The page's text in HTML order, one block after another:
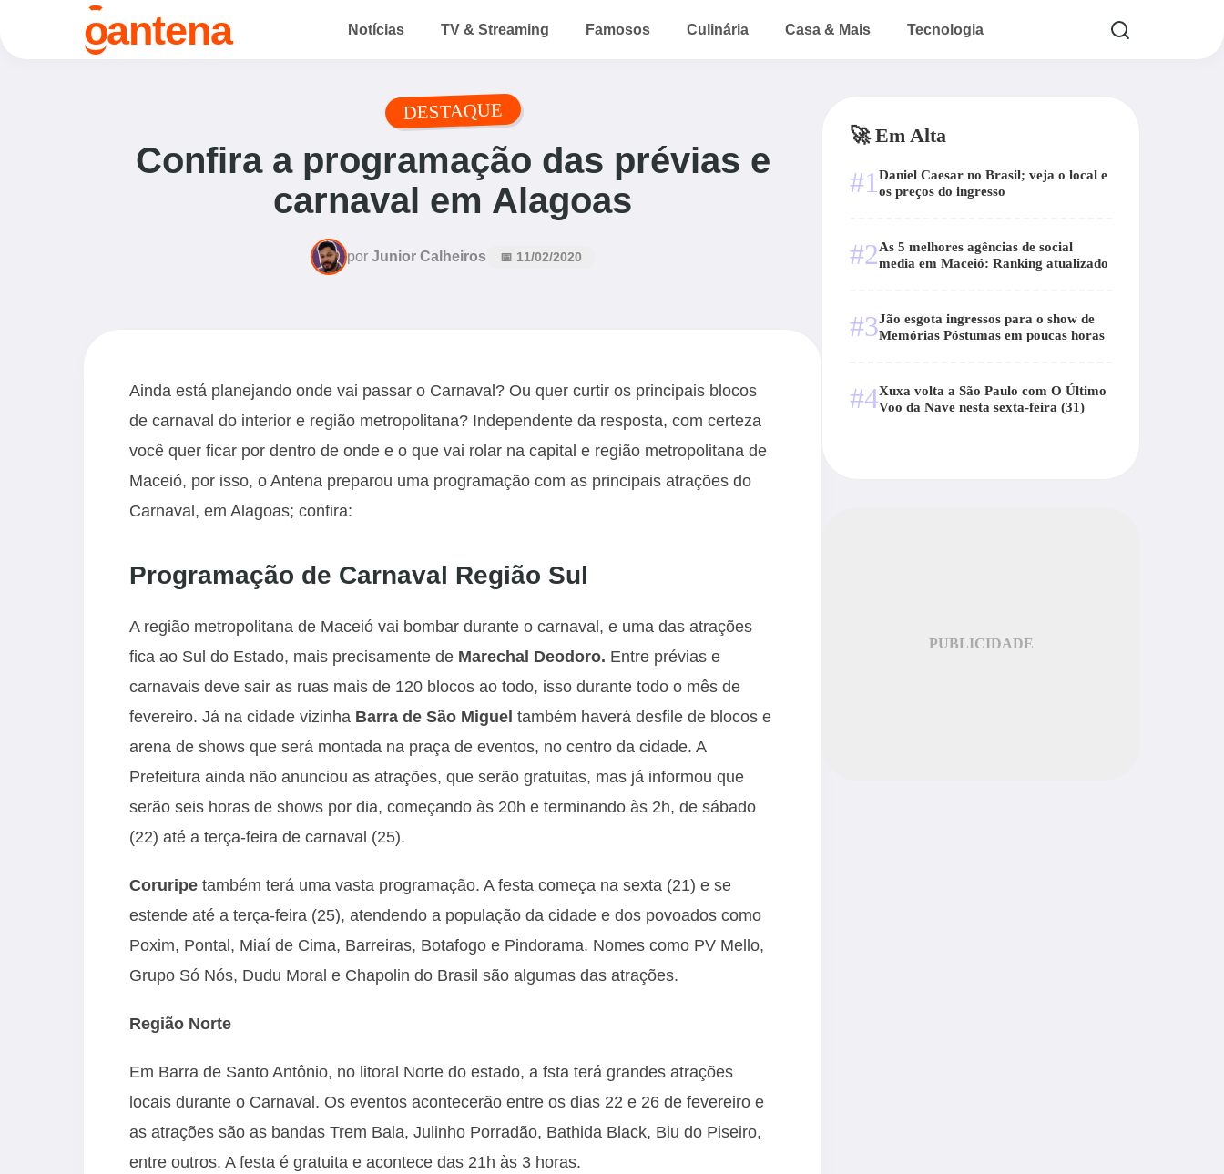
oantena Notícias TV & Streaming Famosos Culinária Casa & Mais Tecnologia
DESTAQUE
Confira a programação das prévias e
carnaval em Alagoas
por Junior Calheiros 📅 11/02/2020
Ainda está planejando onde vai passar o Carnaval? Ou quer curtir os principais blocos
de carnaval do interior e região metropolitana? Independente da resposta, com certeza
você quer ficar por dentro de onde e o que vai rolar na capital e região metropolitana de
Maceió, por isso, o Antena preparou uma programação com as principais atrações do
Carnaval, em Alagoas; confira:
Programação de Carnaval Região Sul
A região metropolitana de Maceió vai bombar durante o carnaval, e uma das atrações
fica ao Sul do Estado, mais precisamente de Marechal Deodoro. Entre prévias e
carnavais deve sair as ruas mais de 120 blocos ao todo, isso durante todo o mês de
fevereiro. Já na cidade vizinha Barra de São Miguel também haverá desfile de blocos e
arena de shows que será montada na praça de eventos, no centro da cidade. A
Prefeitura ainda não anunciou as atrações, que serão gratuitas, mas já informou que
serão seis horas de shows por dia, começando às 20h e terminando às 2h, de sábado
(22) até a terça-feira de carnaval (25).
Coruripe também terá uma vasta programação. A festa começa na sexta (21) e se
estende até a terça-feira (25), atendendo a população da cidade e dos povoados como
Poxim, Pontal, Miaí de Cima, Barreiras, Botafogo e Pindorama. Nomes como PV Mello,
Grupo Só Nós, Dudu Moral e Chapolin do Brasil são algumas das atrações.
Região Norte
Em Barra de Santo Antônio, no litoral Norte do estado, a fsta terá grandes atrações
locais durante o Carnaval. Os eventos acontecerão entre os dias 22 e 26 de fevereiro e
as atrações são as bandas Trem Bala, Julinho Porradão, Bathida Black, Biu do Piseiro,
entre outros. A festa é gratuita e acontece das 21h às 3 horas.
🚀 Em Alta
#1 Daniel Caesar no Brasil; veja o local e
os preços do ingresso
#2As 5 melhores agências de social
media em Maceió: Ranking atualizado
#3Jão esgota ingressos para o show de
Memórias Póstumas em poucas horas
#4Xuxa volta a São Paulo com O Último
Voo da Nave nesta sexta-feira (31)
PUBLICIDADE